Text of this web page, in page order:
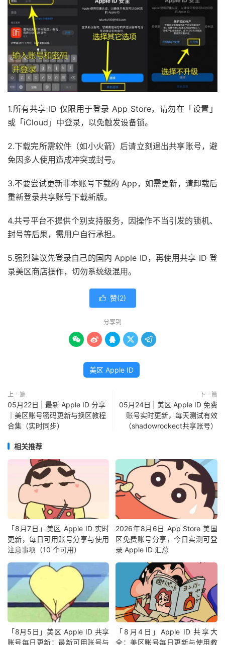
1.所有共享 ID 仅限用于登录 App Store，请勿在「设置」
或「iCloud」中登录，以免触发设备锁。
2.下载完所需软件（如小火箭）后请立刻退出共享账号，避
免因多人使用造成冲突或封号。
3.不要尝试更新非本账号下载的 App，如需更新，请卸载后
重新登录共享账号下载新版。
4.共号平台不提供个别支持服务，因操作不当引发的锁机、
封号等后果，需用户自行承担。
5.强烈建议先登录自己的国内 Apple ID，再使用共享 ID 登
录美区商店操作，切勿系统级混用。
 赞(2)
分享到
    
美区 Apple ID
上一篇
05月22日 | 最新 Apple ID 分享
｜美区账号密码更新与换区教程
合集（实时同步）
下一篇
05月24日 | 美区 Apple ID 免费
账号实时更新，每天测试有效
（shadowrockect共享账号）
相关推荐
「8月7日」美区 Apple ID 实时
更新，每日可用账号分享与使用
注意事项（10 个可用）
2026年8月6日 App Store 美国
区免费账号分享，今日实测可登
录 Apple ID 汇总
「8月5日」美区 Apple ID 共享
账号每日更新：最新可用账号与
「8月4日」Apple ID 共享大
全：美区账号每日更新与使用教